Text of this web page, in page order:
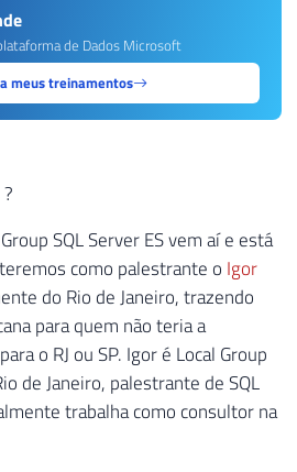
de Dados Microsoft
meus treinamentos
SQL Server ES vem aí e está
como palestrante o Igor
do Rio de Janeiro, trazendo
para quem não teria a
o RJ ou SP. Igor é Local Group
de Janeiro, palestrante de SQL
trabalha como consultor na